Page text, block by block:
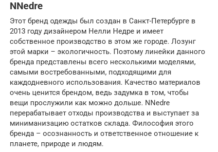
NNedre
Этот бренд одежды был создан в Санкт-Петербурге в
2013 году дизайнером Нелли Недре и имеет
собственное производство в этом же городе. Лозунг
этой марки – экологичность. Поэтому линейки данного
бренда представлены всего несколькими моделями,
самыми востребованными, подходящими для
каждодневного использования. Качество материалов
очень ценится брендом, ведь задумка в том, чтобы
вещи прослужили как можно дольше. NNedre
перерабатывает отходы производства и выступает за
миниманизацию остатков склада. Философия этого
бренда – осознанность и ответственное отношение к
планете, природе и людям.